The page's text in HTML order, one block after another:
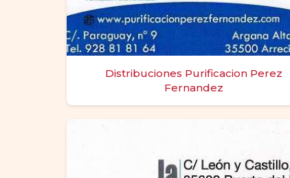
Distribuciones Purificacion Perez
Fernandez